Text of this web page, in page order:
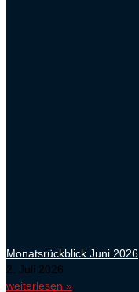
Monatsrückblick Juni 2026
2. Juli 2026
weiterlesen »